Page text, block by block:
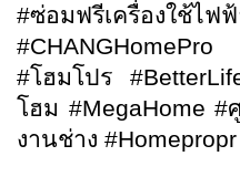
#ซ่อมฟรีเครื่อง
#โฮมโปร
โฮม #MegaHome #
งานช่าง #Homepropr